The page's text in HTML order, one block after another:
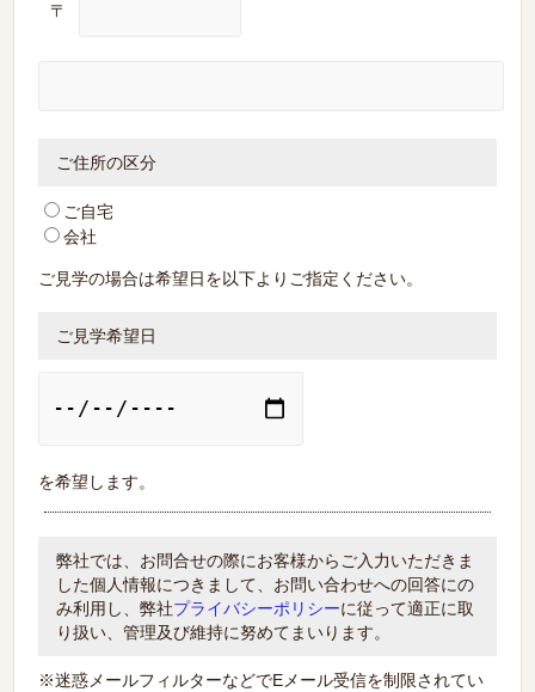
〒
ご住所の区分
ご自宅
会社
ご見学の場合は希望日を以下よりご指定ください。
ご見学希望日
を希望します。
弊社では、お問合せの際にお客様からご入力いただきま
した個人情報につきまして、お問い合わせへの回答にの
み利用し、弊社プライバシーポリシーに従って適正に取
り扱い、管理及び維持に努めてまいります。
※迷惑メールフィルターなどでEメール受信を制限されてい